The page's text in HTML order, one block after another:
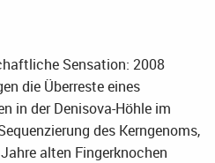
Sensation: 2008
die Überreste eines
in der Denisova-Höhle im
des Kerngenoms,
alten Fingerknochen